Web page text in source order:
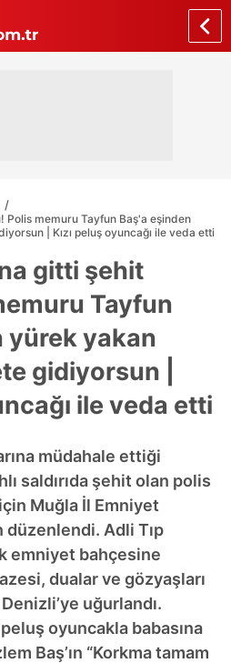
Polis memuru Tayfun Baş'a eşinden
| Kızı peluş oyuncağı ile veda etti
gitti şehit
Tayfun
yürek yakan
gidiyorsun |
ile veda etti
müdahale ettiği
saldırıda şehit olan polis
Muğla İl Emniyet
düzenlendi. Adli Tıp
emniyet bahçesine
dualar ve gözyaşları
uğurlandı.
oyuncakla babasına
Baş’ın “Korkma tamam